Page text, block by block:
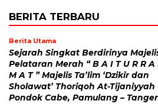
BERITA TERBARU
Berita Utama
Sejarah Singkat Berdirinya
Pelataran Merah “ B A I T U R R A
M A T ” Majelis Ta’lim ‘Dzikir dan
Sholawat’ Thoriqoh At-Tijaniyyah
Pondok Cabe, Pamulang –